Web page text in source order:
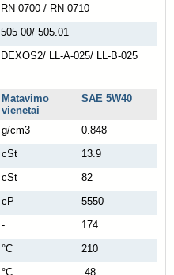
RN 0700 / RN 0710
505 00/ 505.01
DEXOS2/ LL-A-025/ LL-B-025
Matavimo
vienetai
SAE 5W40
g/cm3
0.848
cSt
13.9
cSt
82
cP
5550
-
174
°C
210
°C -48